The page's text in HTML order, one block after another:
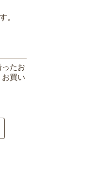
。
たお
買い